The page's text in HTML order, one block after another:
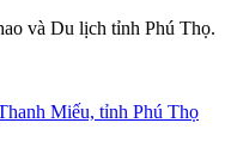
và Du lịch tỉnh Phú Thọ.
Miếu, tỉnh Phú Thọ